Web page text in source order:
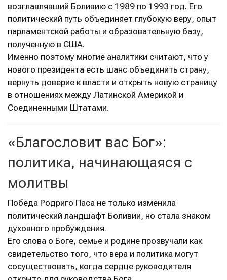
возглавлявший Боливию с 1989 по 1993 год. Его
политический путь объединяет глубокую веру, опыт
парламентской работы и образовательную базу,
полученную в США.
Именно поэтому многие аналитики считают, что у
нового президента есть шанс объединить страну,
вернуть доверие к власти и открыть новую страницу
в отношениях между Латинской Америкой и
Соединенными Штатами.
«Благословит вас Бог»:
политика, начинающаяся с
молитвы
Победа Родриго Паса не только изменила
политический ландшафт Боливии, но стала знаком
духовного пробуждения.
Его слова о Боге, семье и родине прозвучали как
свидетельство того, что вера и политика могут
сосуществовать, когда сердце руководителя